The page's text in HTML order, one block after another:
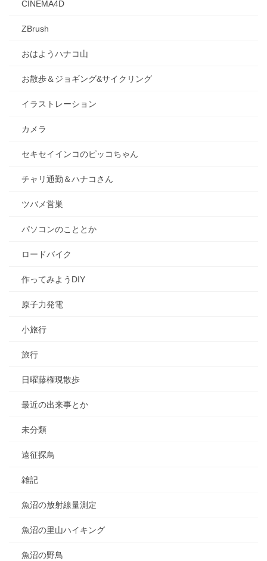
CINEMA4D
ZBrush
おはようハナコ山
お散歩＆ジョギング&サイクリング
イラストレーション
カメラ
セキセイインコのピッコちゃん
チャリ通勤＆ハナコさん
ツバメ営巣
パソコンのこととか
ロードバイク
作ってみようDIY
原子力発電
小旅行
旅行
日曜藤権現散歩
最近の出来事とか
未分類
遠征探鳥
雑記
魚沼の放射線量測定
魚沼の里山ハイキング
魚沼の野鳥